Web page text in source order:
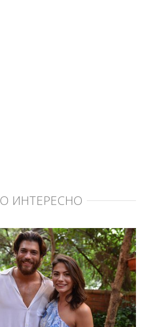
ИНТЕРЕСНО